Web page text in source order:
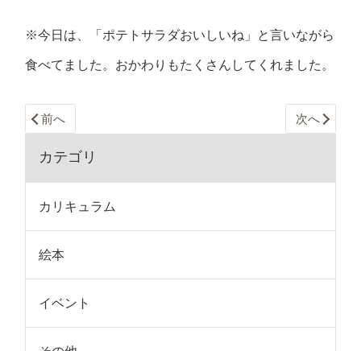
※今日は、「ポテトサラダおいしいね」と言いながら
食べてました。おかわりもたくさんしてくれました。
前へ 次へ
カテゴリ
カリキュラム
絵本
イベント